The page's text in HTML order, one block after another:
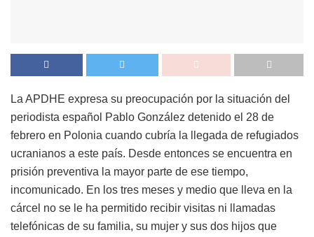
La APDHE expresa su preocupación por la situación del
periodista español Pablo González detenido el 28 de
febrero en Polonia cuando cubría la llegada de refugiados
ucranianos a este país. Desde entonces se encuentra en
prisión preventiva la mayor parte de ese tiempo,
incomunicado. En los tres meses y medio que lleva en la
cárcel no se le ha permitido recibir visitas ni llamadas
telefónicas de su familia, su mujer y sus dos hijos que